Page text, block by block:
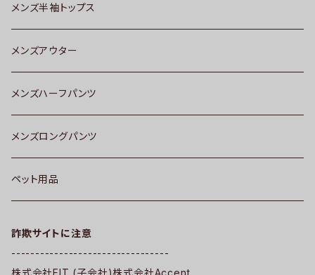
メンズ半袖トップス
メンズアウター
メンズハーフパンツ
メンズロングパンツ
ペット用品
詐欺サイトに注意
---------------------------------
株式会社FIT (子会社)株式会社Accent